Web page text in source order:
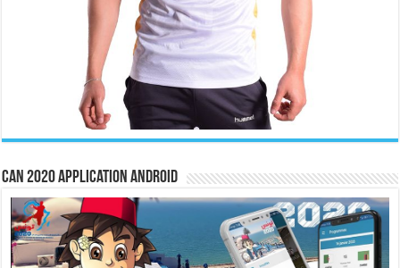
CAN 2020 Application Android